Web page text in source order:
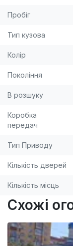
Пробіг
Тип кузова
Колір
Покоління
В розшуку
Коробка
передач
Тип Приводу
Кількість дверей
Кількість місць
Схожі